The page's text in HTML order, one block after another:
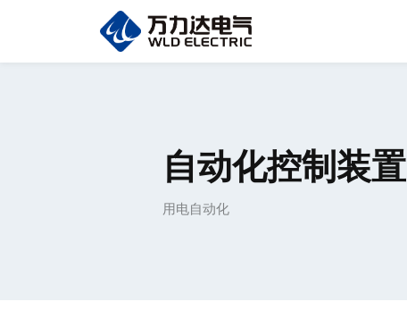
自动化控制装置
用电自动化